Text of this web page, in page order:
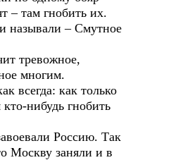
– там гнобить их.
– Смутное
тревожное,
многим.
как только
кто-нибудь гнобить
Россию. Так
Москву заняли и в